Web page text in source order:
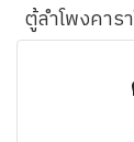
ตู้ลำโพงคารา